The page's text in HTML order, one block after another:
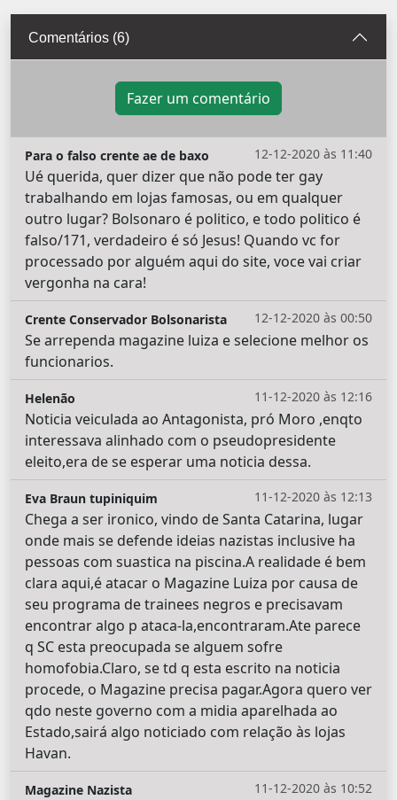
Comentários (6)
Fazer um comentário
12-12-2020 às 11:40
Para o falso crente ae de baxo
Ué querida, quer dizer que não pode ter gay
trabalhando em lojas famosas, ou em qualquer
outro lugar? Bolsonaro é politico, e todo politico é
falso/171, verdadeiro é só Jesus! Quando vc for
processado por alguém aqui do site, voce vai criar
vergonha na cara!
12-12-2020 às 00:50
Crente Conservador Bolsonarista
Se arrependa magazine luiza e selecione melhor os
funcionarios.
11-12-2020 às 12:16
Helenão
Noticia veiculada ao Antagonista, pró Moro ,enqto
interessava alinhado com o pseudopresidente
eleito,era de se esperar uma noticia dessa.
11-12-2020 às 12:13
Eva Braun tupiniquim
Chega a ser ironico, vindo de Santa Catarina, lugar
onde mais se defende ideias nazistas inclusive ha
pessoas com suastica na piscina.A realidade é bem
clara aqui,é atacar o Magazine Luiza por causa de
seu programa de trainees negros e precisavam
encontrar algo p ataca-la,encontraram.Ate parece
q SC esta preocupada se alguem sofre
homofobia.Claro, se td q esta escrito na noticia
procede, o Magazine precisa pagar.Agora quero ver
qdo neste governo com a midia aparelhada ao
Estado,sairá algo noticiado com relação às lojas
Havan.
11-12-2020 às 10:52
Magazine Nazista